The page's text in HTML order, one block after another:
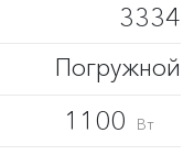
3334
Погружной
1100 Вт